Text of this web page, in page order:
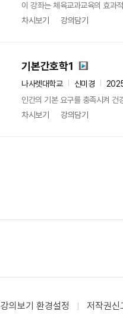
이 강좌는 체육교과교육의 효과
차시보기
강의담기
기본간호학1
나사렛대학교 신미경
인간의 기본 요구를 충족시켜
차시보기
강의담기
강의보기 환경설정 저작권신